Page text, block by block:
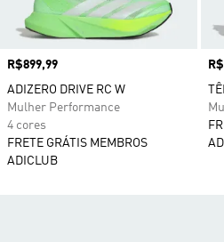
Preço
R$899,99
ADIZERO DRIVE RC W
Mulher Performance
4 cores
FRETE GRÁTIS MEMBROS
ADICLUB